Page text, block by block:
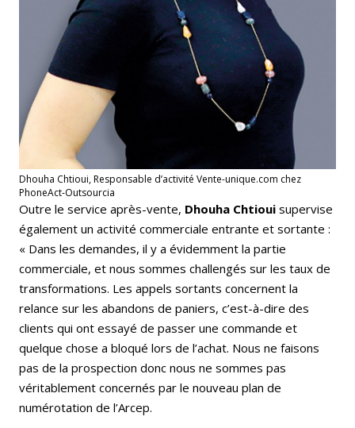
Dhouha Chtioui, Responsable d’activité Vente-unique.com chez
PhoneAct-Outsourcia
Outre le service après-vente, Dhouha Chtioui supervise
également un activité commerciale entrante et sortante :
« Dans les demandes, il y a évidemment la partie
commerciale, et nous sommes challengés sur les taux de
transformations. Les appels sortants concernent la
relance sur les abandons de paniers, c’est-à-dire des
clients qui ont essayé de passer une commande et
quelque chose a bloqué lors de l’achat. Nous ne faisons
pas de la prospection donc nous ne sommes pas
véritablement concernés par le nouveau plan de
numérotation de l’Arcep.